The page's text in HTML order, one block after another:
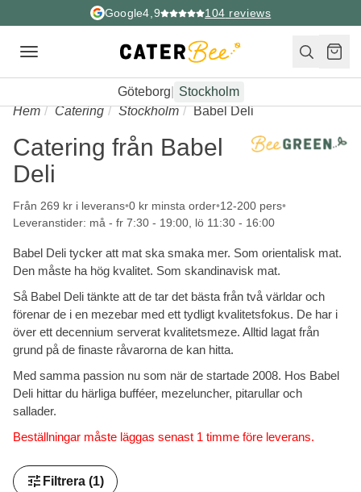
Google4,9 104 reviews
Toggle
Göteborg
Stockholm
Hem
Catering Stockholm Babel Deli
Catering från Babel
Deli
Från 269 kr i leverans 0 kr minsta order 12-200 pers
Leveranstider: må - fr 7:30 - 19:00, lö 11:30 - 16:00
Babel Deli tycker att mat ska smaka mer. Som orientalisk mat.
Den måste ha hög kvalitet. Som skandinavisk mat.
Så Babel Deli tänkte att de tar det bästa från två världar och
förenar de i en mezebar med ett tydligt kvalitetsfokus. De har i
över ett decennium serverat kvalitetsmeze. Alltid lagat från
grund på de finaste råvarorna de kan hitta.
Med samma passion nu som när de startade 2008. Hos Babel
Deli hittar du härliga bufféer, mezeluncher, pitarullar och
sallader.
Beställningar måste läggas senast 1 timme före leverans.
tune Filtrera (1)